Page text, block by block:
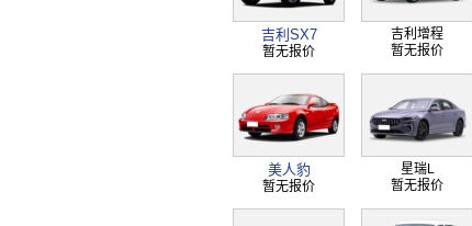
吉利SX7
暂无报价
吉利增程
暂无报价
美人豹
暂无报价
星瑞L
暂无报价